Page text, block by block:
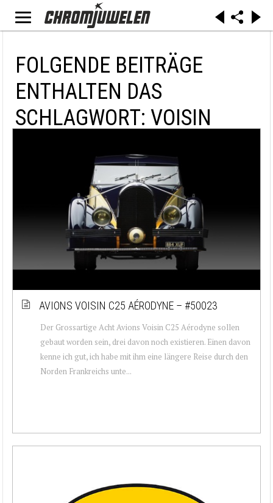
FOLGENDE BEITRÄGE
ENTHALTEN DAS
SCHLAGWORT: VOISIN
AVIONS VOISIN C25 AÉRODYNE – #50023
Der Grossartige Acht Avions Voisin C25 Aérodyne sollen
gebaut worden sein, drei davon noch existieren. Einen davon
kenne ich gut, ich habe mit ihm eine längere Reise durch den
Norden Frankreichs unte...